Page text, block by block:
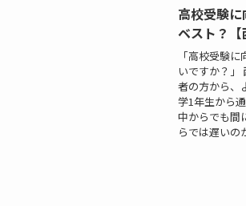
高校受験
ベスト？【
「高校受験
いですか？」
者の方から、
学1年生から
中からでも間
らでは遅いの